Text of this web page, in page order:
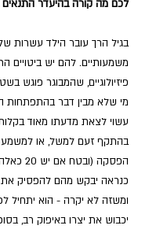
לכם מה קורה בהיעדר
בגיל הרך עובר הילד עשרות
משמעותיים. להם יש ביטויים
פיזיולוגיים, שהמבוגר פוגש
מי שלא מבין דבר בהתפתחות
עשוי לצאת מדעתו מאוד
בהתקף זעם למשל, או למשמע
הפסקה
כנראה יבקש מהם להפסיק
ומשזה לא יקרה - הוא יתחיל
יכבוש את יצרו באיפוק רב,